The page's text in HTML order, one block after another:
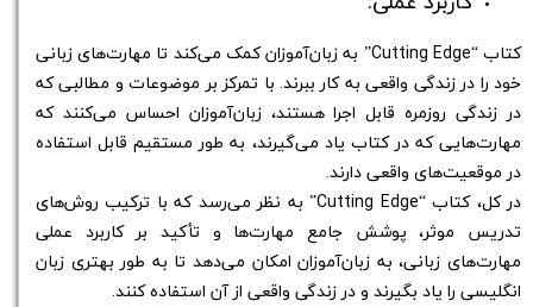
کتاب “Cutting Edge” به زبان‌آموزان کمک می‌کند تا مهارت‌های زبانی
خود را در زندگی واقعی به کار ببرند. با تمرکز بر موضوعات و مطالبی که
در زندگی روزمره قابل اجرا هستند، زبان‌آموزان احساس می‌کنند که
مهارت‌هایی که در کتاب یاد می‌گیرند، به طور مستقیم قابل استفاده
در موقعیت‌های واقعی دارند.
در کل، کتاب “Cutting Edge” به نظر می‌رسد که با ترکیب روش‌های
تدریس موثر، پوشش جامع مهارت‌ها و تأکید بر کاربرد عملی
مهارت‌های زبانی، به زبان‌آموزان امکان می‌دهد تا به طور بهتری زبان
انگلیسی را یاد بگیرند و در زندگی واقعی از آن استفاده کنند.